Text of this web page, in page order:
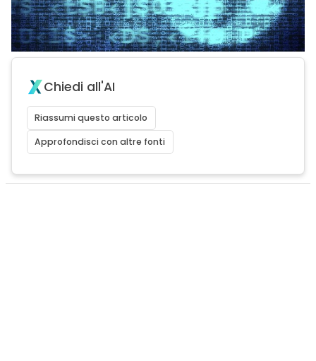
Chiedi all'AI
Riassumi questo articolo
Approfondisci con altre fonti